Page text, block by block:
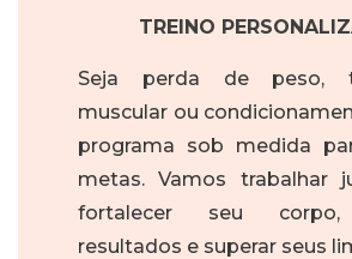
TREINO
Seja perda de peso,
muscular ou
programa sob medida
metas. Vamos trabalhar
fortalecer seu corpo,
resultados e superar seus